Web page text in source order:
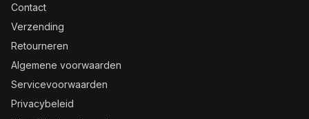
Contact
Verzending
Retourneren
Algemene voorwaarden
Servicevoorwaarden
Privacybeleid